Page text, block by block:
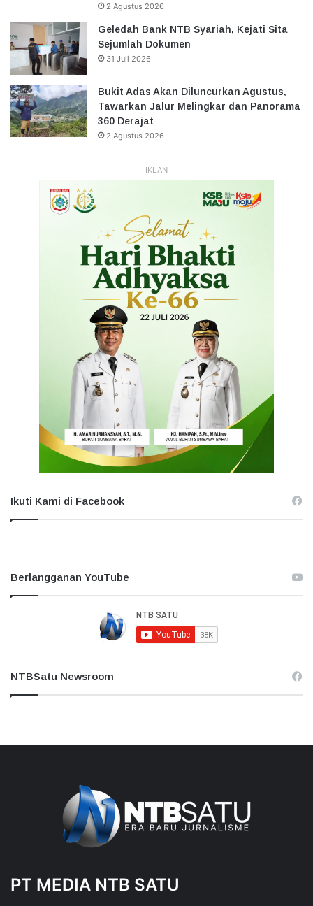
2 Agustus 2026
Geledah Bank NTB Syariah, Kejati Sita
Sejumlah Dokumen
31 Juli 2026
Bukit Adas Akan Diluncurkan Agustus,
Tawarkan Jalur Melingkar dan Panorama
360 Derajat
2 Agustus 2026
IKLAN
Ikuti Kami di Facebook
Berlangganan YouTube
NTBSatu Newsroom
PT MEDIA NTB SATU